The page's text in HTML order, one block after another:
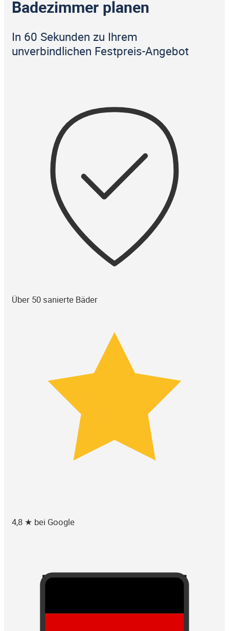
Badezimmer planen
In 60 Sekunden zu Ihrem
unverbindlichen Festpreis-Angebot
Über 50 sanierte Bäder
4,8 ★ bei Google